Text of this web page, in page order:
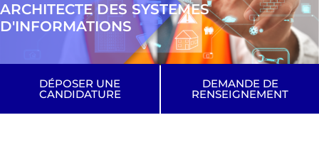
ARCHITECTE DES SYSTEMES
D'INFORMATIONS
DÉPOSER UNE
CANDIDATURE
DEMANDE DE
RENSEIGNEMENT